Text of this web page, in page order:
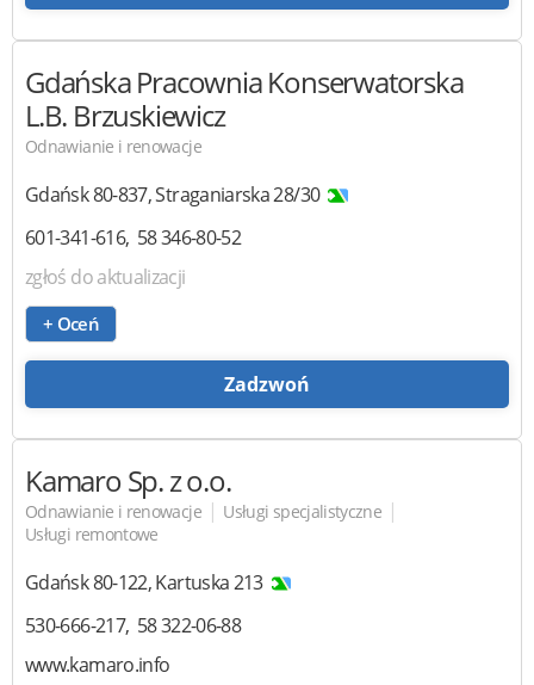
Gdańska Pracownia Konserwatorska
L.B. Brzuskiewicz
Odnawianie i renowacje
Gdańsk80-837,Straganiarska 28/30
601-341-616 58 346-80-52
zgłoś do aktualizacji
+ Oceń
Zadzwoń
KamaroSp. z o.o.
Odnawianie i renowacje | Usługi specjalistyczne |
Usługi remontowe
Gdańsk80-122,Kartuska 213
530-666-217 58 322-06-88
www.kamaro.info